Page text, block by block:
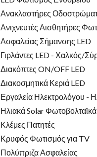
Ανακλαστήρες
Ανιχνευτές Αισθητήρες
Ασφαλείας Σήμανσης LED
Γιρλάντες LED - Χαλκός/
Διακόπτες ON/OFF LED
Διακοσμητικά Κεριά LED
Εργαλεία Ηλεκτρολόγου -
Ηλιακά Solar Φωτοβολταϊκά
Κλέμες Πατητές
Κρυφός Φωτισμός για TV
Πολύπριζα Ασφαλείας